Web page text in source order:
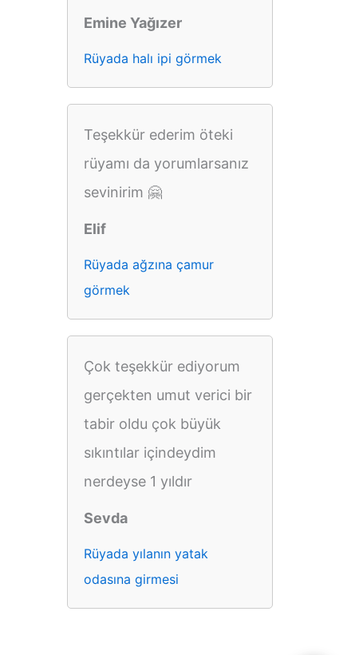
Emine Yağızer
Rüyada halı ipi görmek
Teşekkür ederim öteki
rüyamı da yorumlarsanız
sevinirim 🤗
Elif
Rüyada ağzına çamur
görmek
Çok teşekkür ediyorum
gerçekten umut verici bir
tabir oldu çok büyük
sıkıntılar içindeydim
nerdeyse 1 yıldır
Sevda
Rüyada yılanın yatak
odasına girmesi